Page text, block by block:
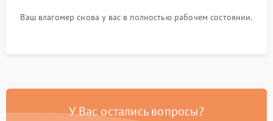
Ваш влагомер снова у вас в полностью рабочем состоянии.
У Вас остались вопросы?